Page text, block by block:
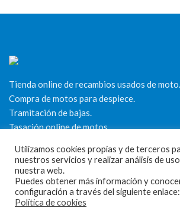
Tienda online de recambios usados de moto.
Compra de motos para despiece.
Tramitación de bajas.
Tasación online de motos.
Centro CATV Autorizado
Utilizamos cookies propias y de terceros
nuestros servicios y realizar análisis de
nuestra web.
Puedes obtener más información y
configuración a través del siguiente enlace:
Política de cookies